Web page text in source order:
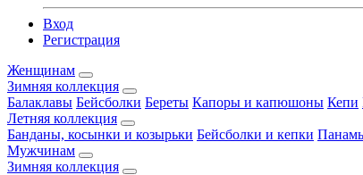
Вход
Регистрация
Женщинам
Зимняя коллекция
Балаклавы Бейсболки Береты Капоры и капюшоны Кепи
Летняя коллекция
Банданы, косынки и козырьки Бейсболки и кепки
Мужчинам
Зимняя коллекция